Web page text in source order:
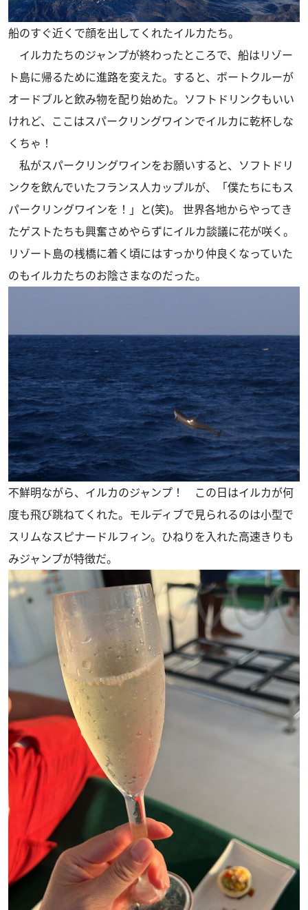
船のすぐ近くで顔を出してくれたイルカたち。
イルカたちのジャンプが終わったところで、船はリゾー
ト島に帰るために進路を変えた。すると、ボートクルーが
オードブルと飲み物を配り始めた。ソフトドリンクもいい
けれど、ここはスパークリングワインでイルカに乾杯しな
くちゃ！
私がスパークリングワインをお願いすると、ソフトドリ
ンクを飲んでいたフランス人カップルが、「僕たちにもス
パークリングワインを！」と(笑)。 世界各地からやってき
たゲストたちも興奮さめやらずにイルカ談議に花が咲く。
リゾート島の桟橋に着く頃にはすっかり仲良くなっていた
のもイルカたちのお陰さまなのだった。
不鮮明ながら、イルカのジャンプ！ この日はイルカが何
度も飛び跳ねてくれた。モルディブで見られるのは小型で
スリムなスピナードルフィン。ひねりを入れた高速きりも
みジャンプが特徴だ。